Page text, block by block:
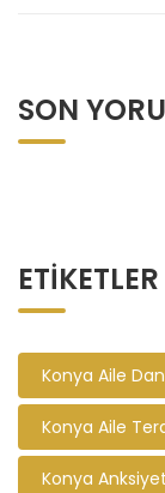
SON
ETIKETLER
Konya Aile
Konya Aile
Konya